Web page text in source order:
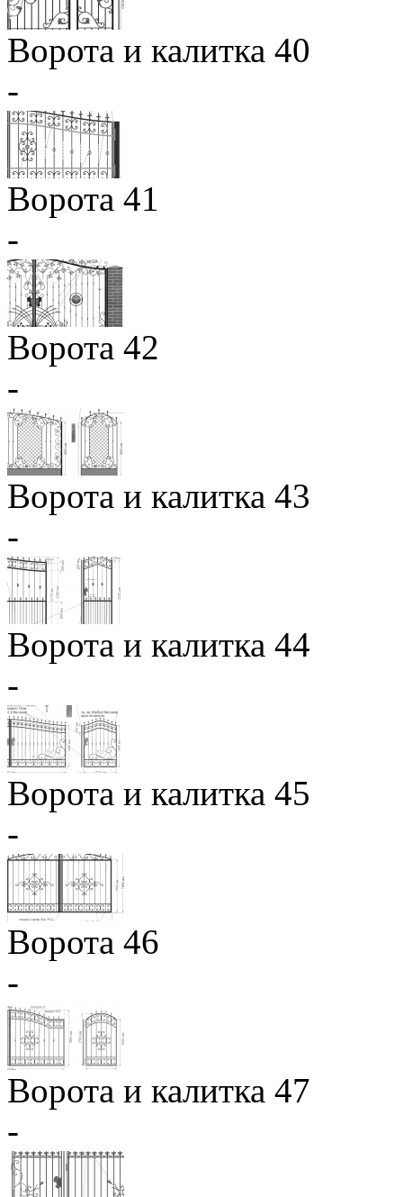
Ворота и калитка 40
-
Ворота 41
-
Ворота 42
-
Ворота и калитка 43
-
Ворота и калитка 44
-
Ворота и калитка 45
-
Ворота 46
-
Ворота и калитка 47
-